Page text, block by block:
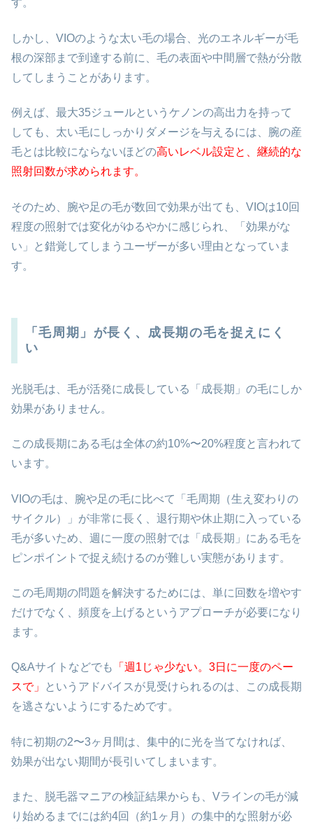
す。
しかし、VIOのような太い毛の場合、光のエネルギーが毛
根の深部まで到達する前に、毛の表面や中間層で熱が分散
してしまうことがあります。
例えば、最大35ジュールというケノンの高出力を持って
しても、太い毛にしっかりダメージを与えるには、腕の産
毛とは比較にならないほどの高いレベル設定と、継続的な
照射回数が求められます。
そのため、腕や足の毛が数回で効果が出ても、VIOは10回
程度の照射では変化がゆるやかに感じられ、「効果がな
い」と錯覚してしまうユーザーが多い理由となっていま
す。
「毛周期」が長く、成長期の毛を捉えにく
い
光脱毛は、毛が活発に成長している「成長期」の毛にしか
効果がありません。
この成長期にある毛は全体の約10%〜20%程度と言われて
います。
VIOの毛は、腕や足の毛に比べて「毛周期（生え変わりの
サイクル）」が非常に長く、退行期や休止期に入っている
毛が多いため、週に一度の照射では「成長期」にある毛を
ピンポイントで捉え続けるのが難しい実態があります。
この毛周期の問題を解決するためには、単に回数を増やす
だけでなく、頻度を上げるというアプローチが必要になり
ます。
Q&Aサイトなどでも
「週1じゃ少ない。3日に一度のペー
スで」
というアドバイスが見受けられるのは、この成長期
を逃さないようにするためです。
特に初期の2〜3ヶ月間は、集中的に光を当てなければ、
効果が出ない期間が長引いてしまいます。
また、脱毛器マニアの検証結果からも、Vラインの毛が減
り始めるまでには約4回（約1ヶ月）の集中的な照射が必